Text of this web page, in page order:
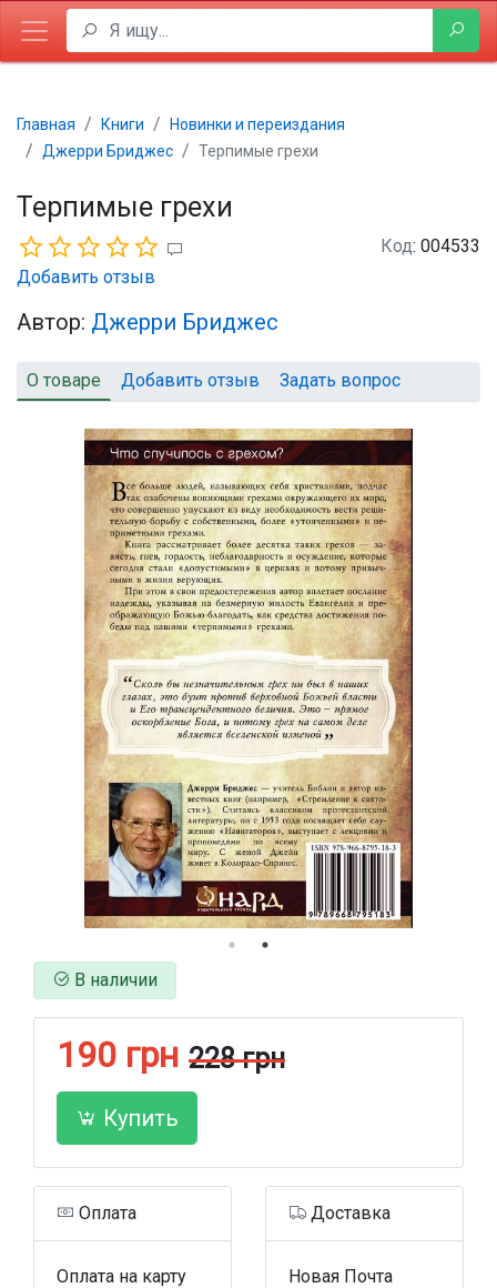
Главная Книги
Новинки и переиздания
Джерри Бриджес
Терпимые грехи
Терпимые грехи
Добавить отзыв
Код: 004533
Автор: Джерри Бриджес
О товаре Добавить отзыв Задать вопрос
В наличии
190 грн 228 грн
Купить
Оплата
Оплата на карту
Доставка
Новая Почта